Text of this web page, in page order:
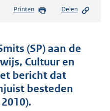
s
d
s
g
r
o
Printen Delen
(SP) aan de
Cultuur en
bericht dat
besteden